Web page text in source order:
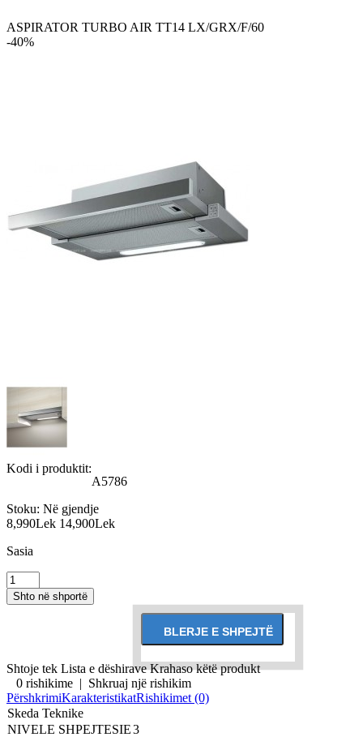
ASPIRATOR TURBO AIR TT14 LX/GRX/F/60
-40%
Kodi i produktit:
A5786
Stoku: Në gjendje
8,990Lek 14,900Lek
Sasia
Shtoje tek Lista e dëshirave Krahaso këtë produkt
0 rishikime | Shkruaj një rishikim
PërshkrimiKarakteristikatRishikimet (0)
Skeda Teknike
NIVELE SHPEJTESIE3